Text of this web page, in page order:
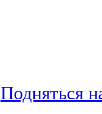
Подняться